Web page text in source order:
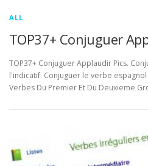
ALL
TOP37+ Conjuguer
TOP37+ Conjuguer Applaudir Pics.
l'indicatif. Conjuguer le verbe
Verbes Du Premier Et Du Deuxieme